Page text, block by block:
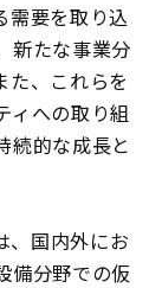
需要を取り込
新たな事業分
た、これらを
ィへの取り組
続的な成長と
、国内外にお
備分野での仮